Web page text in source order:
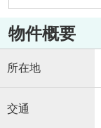
物件概要
所在地
交通